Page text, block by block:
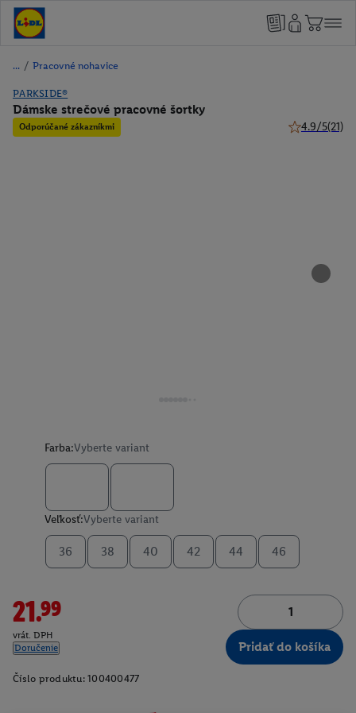
/ Pracovné nohavice
PARKSIDE®
Dámske strečové pracovné šortky
Odporúčané zákazníkmi 4.9/5(21)
Farba:Vyberte variant
Veľkosť:Vyberte variant
36 38 40 42 44 46
21.99
vrát. DPH
Doručenie
Pridať do košíka
Číslo produktu: 100400477